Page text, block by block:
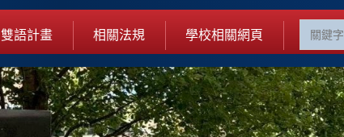
雙語計畫 相關法規 學校相關網頁